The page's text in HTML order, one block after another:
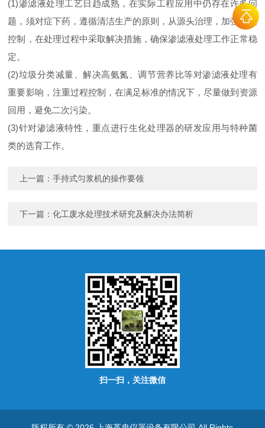
(1)渗滤液处理工艺日趋成熟，在实际工程应用中仍存在许多问
题，须对症下药，遵循清洁生产的原则，从源头治理，加强过程
控制，在处理过程中采取解决措施，确保渗滤液处理工作正常稳
定。
(2)垃圾分类减量、解决高氨氮、调节营养比等对渗滤液处理有
重要影响，注重过程控制，在满足标准的情况下，尽量做到资源
回用，避免二次污染。
(3)针对渗滤液特性，重点进行生化处理器的研发应用与特种菌
类的选育工作。
上一篇：手持式匀浆机的操作要领
下一篇：化工废水处理技术研究及解决办法简析
扫一扫，关注微信